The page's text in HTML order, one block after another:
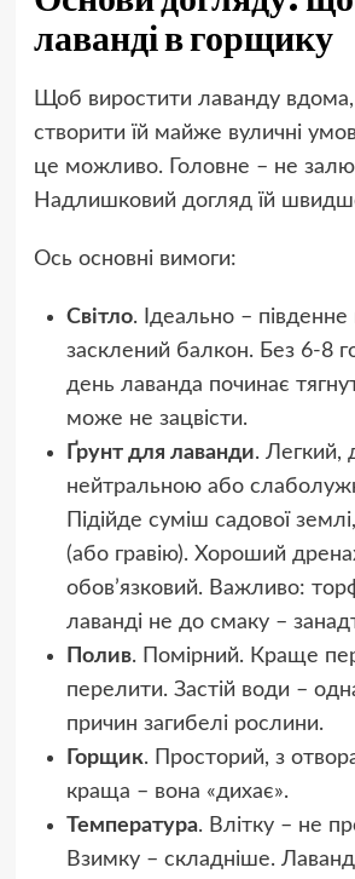
лаванді в горщику
Щоб виростити лаванду вдома,
створити їй майже вуличні
це можливо. Головне – не
Надлишковий догляд їй
Ось основні вимоги:
Світло. Ідеально – південне
засклений балкон. Без 6-8
день лаванда починає
може не зацвісти.
Ґрунт для лаванди. Легкий,
нейтральною або
Підійде суміш садової
(або гравію). Хороший
обов’язковий. Важливо:
лаванді не до смаку –
Полив. Помірний. Краще
перелити. Застій води –
причин загибелі рослини.
Горщик. Просторий, з
краща – вона «дихає».
Температура. Влітку – не
Взимку – складніше.